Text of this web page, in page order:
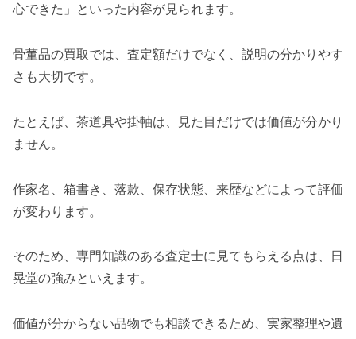
心できた」といった内容が見られます。
骨董品の買取では、査定額だけでなく、説明の分かりやす
さも大切です。
たとえば、茶道具や掛軸は、見た目だけでは価値が分かり
ません。
作家名、箱書き、落款、保存状態、来歴などによって評価
が変わります。
そのため、専門知識のある査定士に見てもらえる点は、日
晃堂の強みといえます。
価値が分からない品物でも相談できるため、実家整理や遺